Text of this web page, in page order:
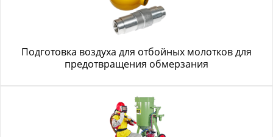
Подготовка воздуха для отбойных молотков для
предотвращения обмерзания